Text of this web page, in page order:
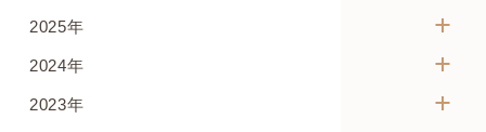
2025年
2024年
2023年